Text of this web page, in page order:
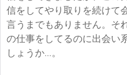
信をしてやり取りを続けて
言うまでもありません。そ
の仕事をしてるのに出会い
しょうか…。